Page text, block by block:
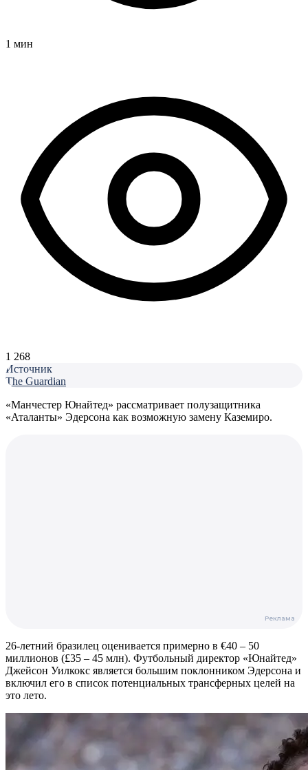
1 мин
1 268
Источник
The Guardian
«Манчестер Юнайтед» рассматривает полузащитника
«Аталанты» Эдерсона как возможную замену Каземиро.
26-летний бразилец оценивается примерно в €40 – 50
миллионов (£35 – 45 млн). Футбольный директор «Юнайтед»
Джейсон Уилкокс является большим поклонником Эдерсона и
включил его в список потенциальных трансферных целей на
это лето.